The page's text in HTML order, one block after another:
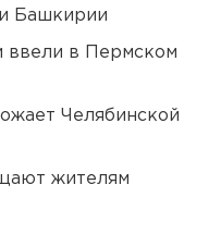
Башкирии
ввели в Пермском
Челябинской
жителям